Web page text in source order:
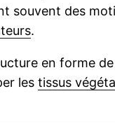
souvent des
.
en forme
les tissus